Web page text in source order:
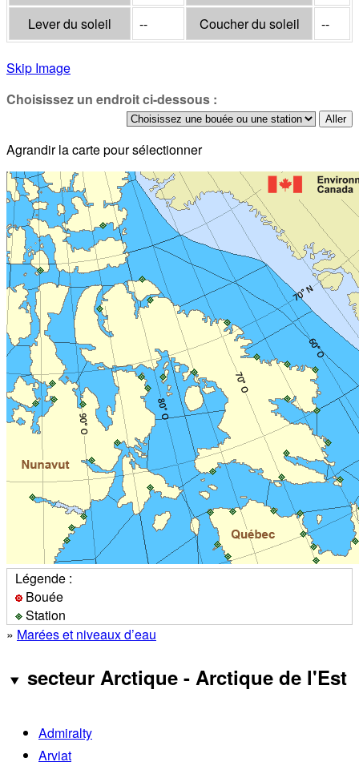
Lever du soleil -- Coucher du soleil --
Skip Image
Choisissez un endroit ci-dessous :
Agrandir la carte pour sélectionner
Légende :
Bouée
Station
» Marées et niveaux d’eau
secteur Arctique - Arctique de l'Est
Admiralty
Arviat